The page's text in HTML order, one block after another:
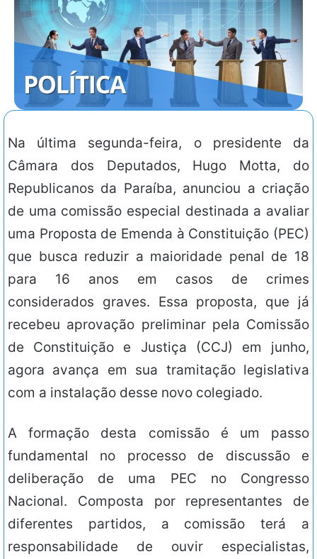
Na última segunda-feira, o presidente da
Câmara dos Deputados, Hugo Motta, do
Republicanos da Paraíba, anunciou a criação
de uma comissão especial destinada a avaliar
uma Proposta de Emenda à Constituição (PEC)
que busca reduzir a maioridade penal de 18
para 16 anos em casos de crimes
considerados graves. Essa proposta, que já
recebeu aprovação preliminar pela Comissão
de Constituição e Justiça (CCJ) em junho,
agora avança em sua tramitação legislativa
com a instalação desse novo colegiado.
A formação desta comissão é um passo
fundamental no processo de discussão e
deliberação de uma PEC no Congresso
Nacional. Composta por representantes de
diferentes partidos, a comissão terá a
responsabilidade de ouvir especialistas,